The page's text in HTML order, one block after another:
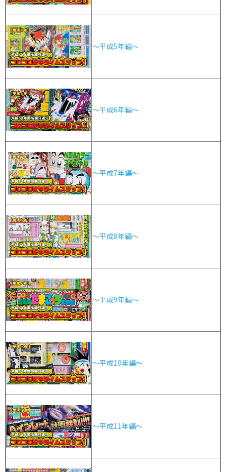
～平成5年編～
～平成6年編～
～平成7年編～
～平成8年編～
～平成9年編～
～平成10年編～
～平成11年編～